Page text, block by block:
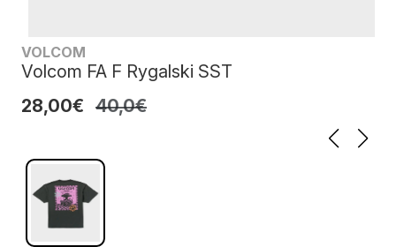
VOLCOM
Volcom FA F Rygalski SST
28,00€ 40,0€